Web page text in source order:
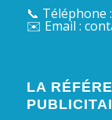
📞 Téléphone
✉️ Email :
LA